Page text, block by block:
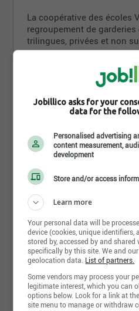
La coopérative des écoles
regroupement de garderies
trilingues, privées et non
La force de la diversité et
épanouie
continu. On applaudit
collaboration, le partage et
On valorise les talents et
chacun, car une équipe
la réalisation de notre
Un milieu humain et
L'esprit d'équipe est
avec une collaboration
marquée avec la direction.
sa place pour contribuer à
chaleureux et solidaire.
Une valeur ajoutée
Lire la suite
Photos et vidéos
Jobillico asks for your
data for the
Personalised advertising
content measurement,
development
Store and/or access
Learn more
Your personal data will be
device (cookies, unique identifiers,
stored by, accessed by and
specifically by this site. We and
geolocation data. List of partners.
Some vendors may process your
legitimate interest, which you can
options below. Look for a link at
site menu to manage or withdraw